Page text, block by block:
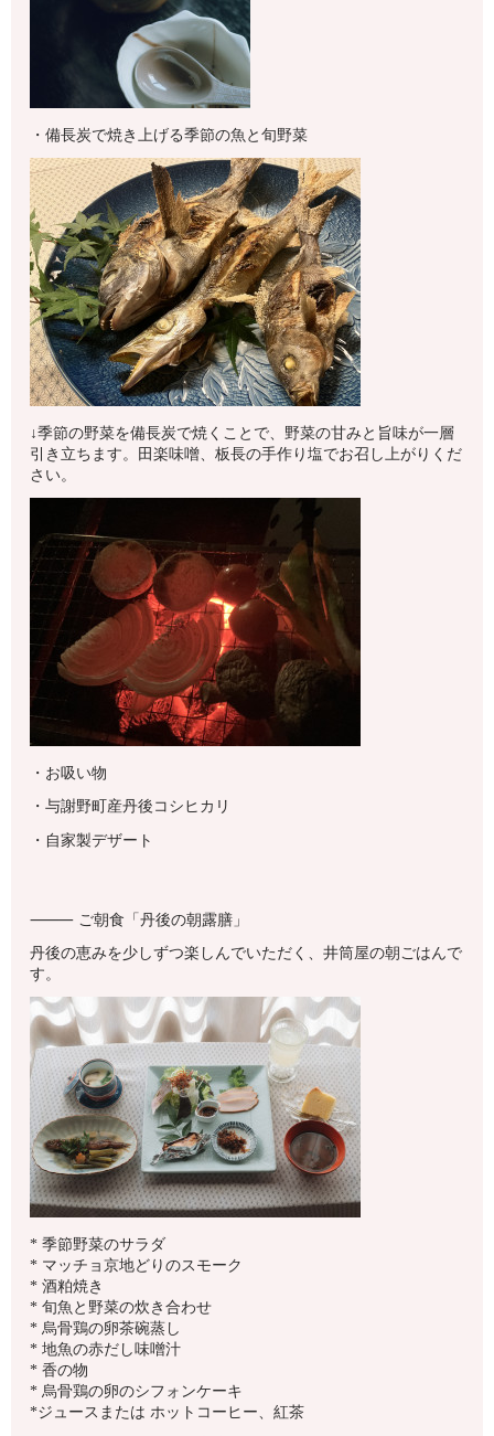
・備長炭で焼き上げる季節の魚と旬野菜
↓季節の野菜を備長炭で焼くことで、野菜の甘みと旨味が一層
引き立ちます。田楽味噌、板長の手作り塩でお召し上がりくだ
さい。
・お吸い物
・与謝野町産丹後コシヒカリ
・自家製デザート
⸻ ご朝食「丹後の朝露膳」
丹後の恵みを少しずつ楽しんでいただく、井筒屋の朝ごはんで
す。
* 季節野菜のサラダ
* マッチョ京地どりのスモーク
* 酒粕焼き
* 旬魚と野菜の炊き合わせ
* 烏骨鶏の卵茶碗蒸し
* 地魚の赤だし味噌汁
* 香の物
* 烏骨鶏の卵のシフォンケーキ
*ジュースまたは ホットコーヒー、紅茶